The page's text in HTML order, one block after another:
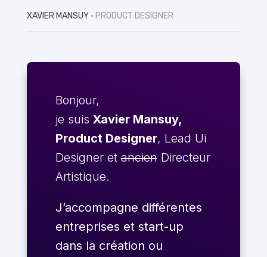
XAVIER MANSUY • PRODUCT DESIGNER
Bonjour,
je suis Xavier Mansuy,
Product Designer, Lead Ui
Designer etancienDirecteur
Artistique.
J’accompagne différentes
entreprises et start-up
dans la création ou